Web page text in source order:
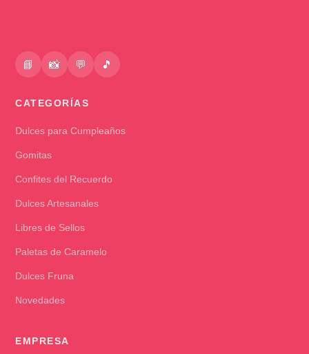
📘 📸 💬 🎵
CATEGORÍAS
Dulces para Cumpleaños
Gomitas
Confites del Recuerdo
Dulces Artesanales
Libres de Sellos
Paletas de Caramelo
Dulces Fruna
Novedades
EMPRESA